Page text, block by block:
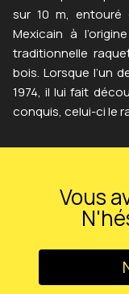
sur 10 m,
Mexicain à
traditionnelle
bois. Lorsque l’un
1974, il lui fait
conquis, celui-ci le
Vous